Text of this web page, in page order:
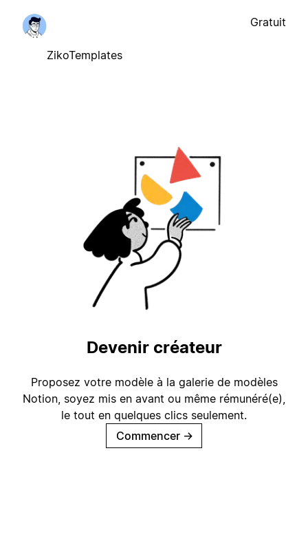
ZikoTemplates
Gratuit
Devenir créateur
Proposez votre modèle à la galerie de modèles
Notion, soyez mis en avant ou même rémunéré(e),
le tout en quelques clics seulement.
Commencer →